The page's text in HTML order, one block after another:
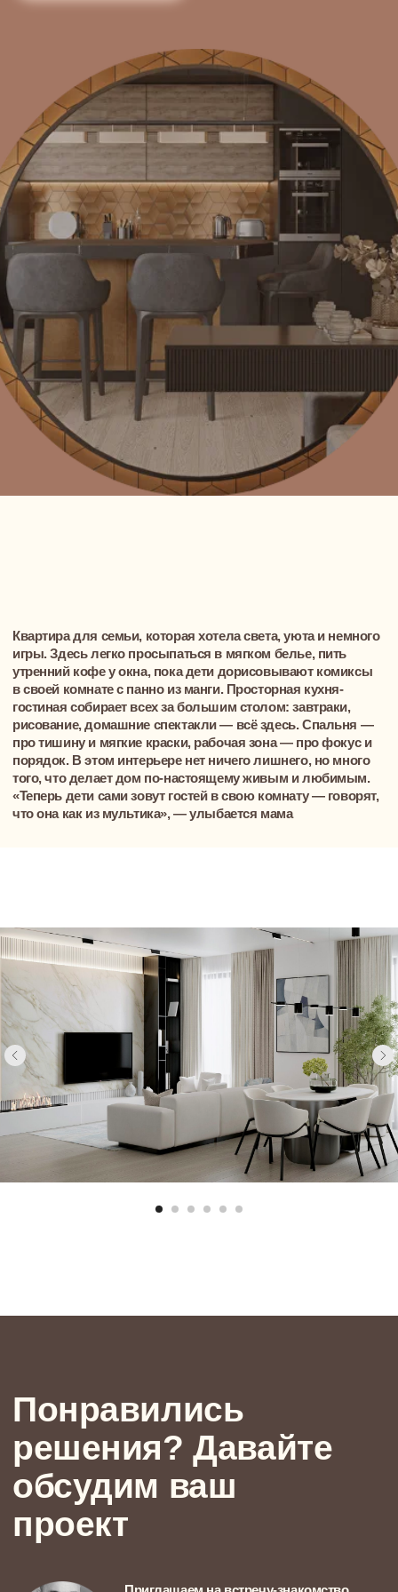
Квартира для семьи, которая хотела света, уюта и немного
игры. Здесь легко просыпаться в мягком белье, пить
утренний кофе у окна, пока дети дорисовывают комиксы
в своей комнате с панно из манги. Просторная кухня-
гостиная собирает всех за большим столом: завтраки,
рисование, домашние спектакли — всё здесь. Спальня —
про тишину и мягкие краски, рабочая зона — про фокус и
порядок. В этом интерьере нет ничего лишнего, но много
того, что делает дом по-настоящему живым и любимым.
«Теперь дети сами зовут гостей в свою комнату — говорят,
что она как из мультика», — улыбается мама
Приглашаем на встречу-знакомство
с Димой, основателем и генеральным
директором NewForm
Обсудим вашу будущую квартиру или
дом, поговорим о видении
и приоритетах, сформируем мудборды
и поймем друг друга и ваши цели
обсудим ваш
проект
ПРИЙТИ НА ВСТРЕЧУ-ЗНАКОМСТВО